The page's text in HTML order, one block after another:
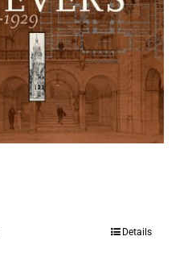
Details